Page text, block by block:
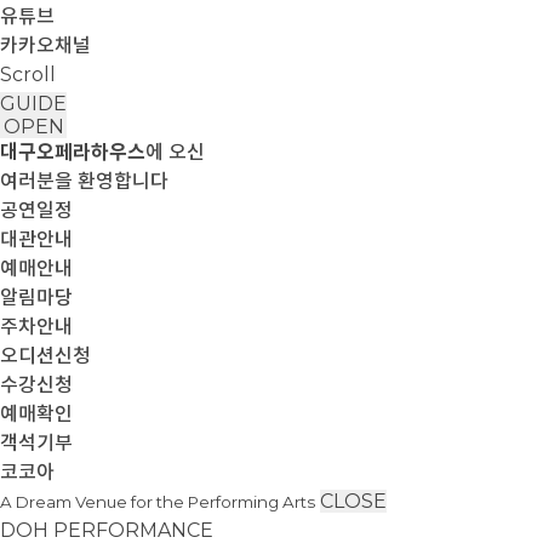
유튜브
카카오채널
Scroll
GUIDE
OPEN
대구오페라하우스에 오신
여러분을 환영합니다
공연일정
대관안내
예매안내
알림마당
주차안내
오디션신청
수강신청
예매확인
객석기부
코코아
A Dream Venue for the Performing Arts CLOSE
DOH PERFORMANCE